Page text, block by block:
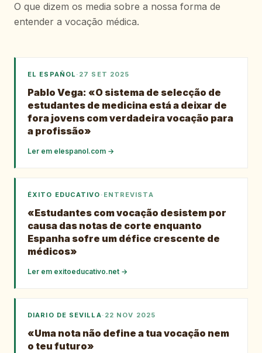
O que dizem os media sobre a nossa forma de
entender a vocação médica.
EL ESPAÑOL · 27 SET 2025
Pablo Vega: «O sistema de selecção de
estudantes de medicina está a deixar de
fora jovens com verdadeira vocação para
a profissão»
Ler em elespanol.com →
ÉXITO EDUCATIVO · ENTREVISTA
«Estudantes com vocação desistem por
causa das notas de corte enquanto
Espanha sofre um défice crescente de
médicos»
Ler em exitoeducativo.net →
DIARIO DE SEVILLA· 22 NOV 2025
«Uma nota não define a tua vocação nem
o teu futuro»